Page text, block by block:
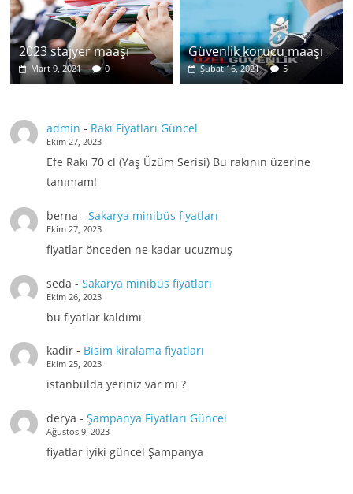
2023 stajyer maaşı
Mart 9, 2021 0
Güvenlik korucu maaşı
Şubat 16, 2021 5
admin - Rakı Fiyatları Güncel
Ekim 27, 2023
Efe Rakı 70 cl (Yaş Üzüm Serisi) Bu rakının üzerine
tanımam!
berna - Sakarya minibüs fiyatları
Ekim 27, 2023
fiyatlar önceden ne kadar ucuzmuş
seda - Sakarya minibüs fiyatları
Ekim 26, 2023
bu fiyatlar kaldımı
kadir- Bisim kiralama fiyatları
Ekim 25, 2023
istanbulda yeriniz var mı ?
derya - Şampanya Fiyatları Güncel
Ağustos 9, 2023
fiyatlar iyiki güncel Şampanya